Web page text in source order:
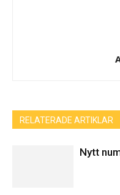
RELATERADE ARTIKLAR
Nytt